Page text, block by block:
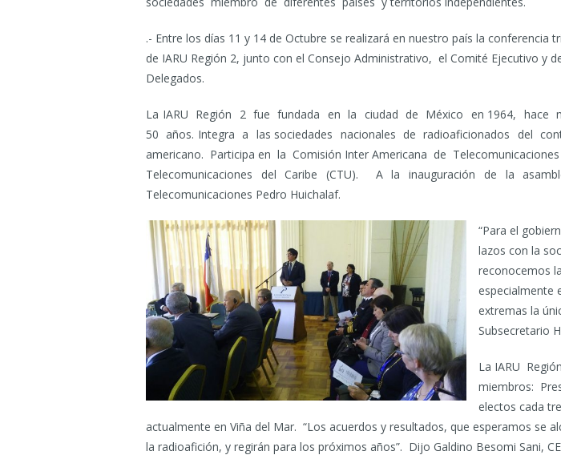
.- Entre los días 11 y 14 de Octubre se realizará en nuestro país la conferencia
de IARU Región 2, junto con el Consejo Administrativo, el Comité Ejecutivo y
Delegados.
La IARU Región 2 fue fundada en la ciudad de México en 1964, hace
50 años. Integra a las sociedades nacionales de radioaficionados del
americano. Participa en la Comisión Inter Americana de
Telecomunicaciones del Caribe (CTU). A la inauguración de la
Telecomunicaciones Pedro Huichalaf.
“Para el
lazos con la
reconocemos
especialmente
extremas la
Subsecretario
La IARU
miembros:
electos cada
actualmente en Viña del Mar. “Los acuerdos y resultados, que esperamos se
la radioafición, y regirán para los próximos años”. Dijo Galdino Besomi Sani,